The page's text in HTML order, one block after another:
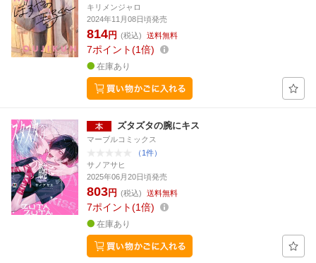
キリメンジャロ
2024年11月08日頃発売
814円 (税込) 送料無料
7ポイント 1倍
在庫あり
ズタズタの腕にキス
マーブルコミックス
（1件）
サノアサヒ
2025年06月20日頃発売
803円 (税込) 送料無料
7ポイント 1倍
在庫あり